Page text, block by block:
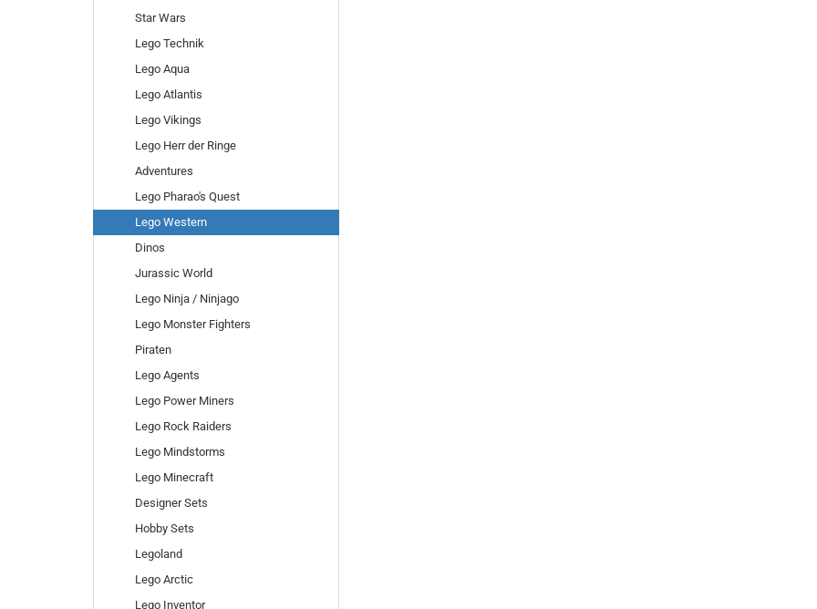
Star Wars
Lego Technik
Lego Aqua
Lego Atlantis
Lego Vikings
Lego Herr der Ringe
Adventures
Lego Pharao's Quest
Lego Western
Dinos
Jurassic World
Lego Ninja / Ninjago
Lego Monster Fighters
Piraten
Lego Agents
Lego Power Miners
Lego Rock Raiders
Lego Mindstorms
Lego Minecraft
Designer Sets
Hobby Sets
Legoland
Lego Arctic
Lego Inventor